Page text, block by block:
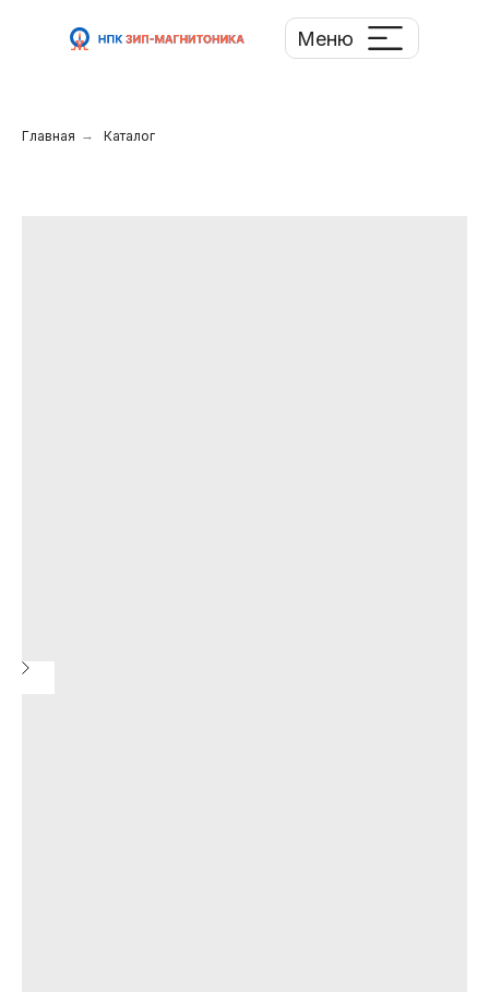
Меню
Главная → Каталог